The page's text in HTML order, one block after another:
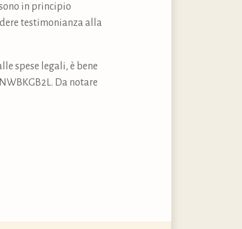
in principio
testimonianza alla
spese legali, è bene
Da notare